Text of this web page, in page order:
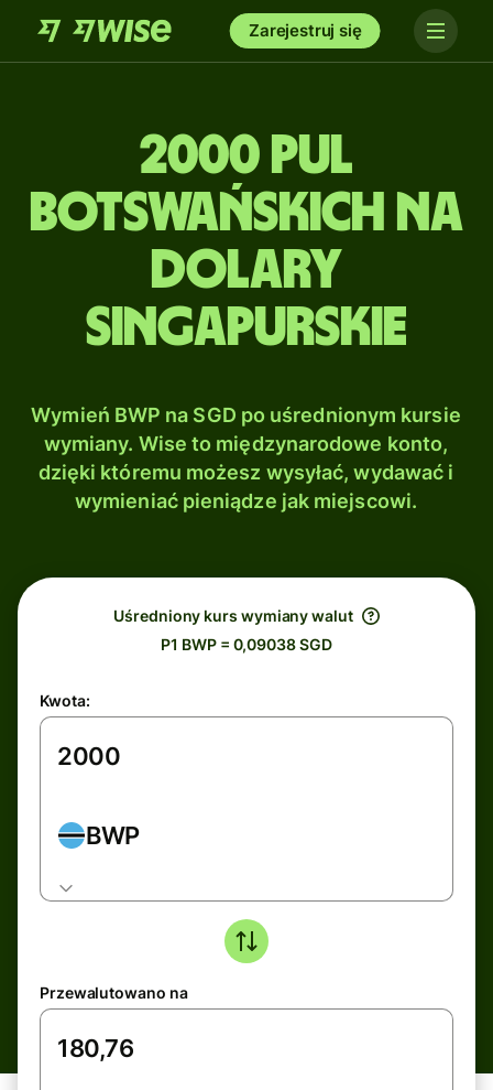
Zarejestruj się
2000 Pul
botswańskich na
Dolary
singapurskie
Wymień BWP na SGD po uśrednionym kursie
wymiany. Wise to międzynarodowe konto,
dzięki któremu możesz wysyłać, wydawać i
wymieniać pieniądze jak miejscowi.
Uśredniony kurs wymiany walut
P1 BWP = 0,09038 SGD
Kwota:
BWP
Przewalutowano na